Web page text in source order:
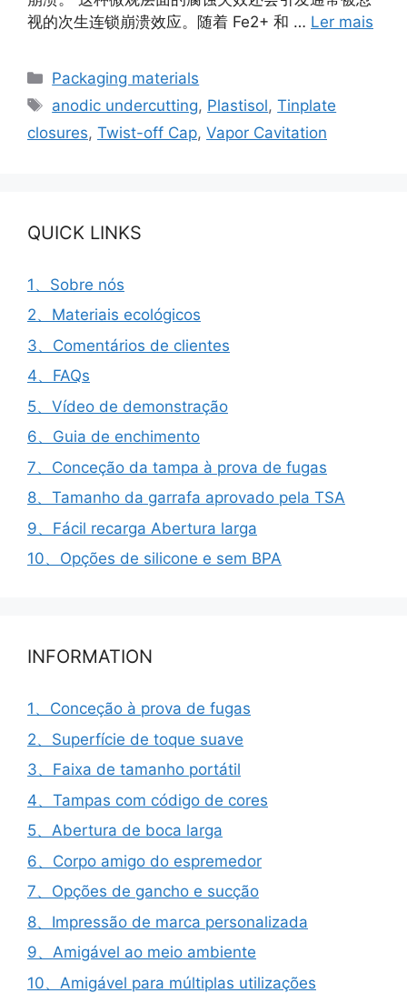
视的次生连锁崩溃效应。随着 Fe2+ 和 … Ler mais
Categorias
Packaging materials
Etiquetas
anodic undercutting, Plastisol,Tinplate
closures, Twist-off Cap, Vapor Cavitation
QUICK LINKS
1、Sobre nós
2、Materiais ecológicos
3、Comentários de clientes
4、FAQs
5、Vídeo de demonstração
6、Guia de enchimento
7、Conceção da tampa à prova de fugas
8、Tamanho da garrafa aprovado pela TSA
9、Fácil recarga Abertura larga
10、Opções de silicone e sem BPA
INFORMATION
1、Conceção à prova de fugas
2、Superfície de toque suave
3、Faixa de tamanho portátil
4、Tampas com código de cores
5、Abertura de boca larga
6、Corpo amigo do espremedor
7、Opções de gancho e sucção
8、Impressão de marca personalizada
9、Amigável ao meio ambiente
10、Amigável para múltiplas utilizações